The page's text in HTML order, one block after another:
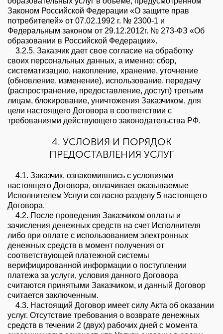
Законом Российской Федерации «О защите прав
потребителей» от 07.02.1992 г. № 2300-1 и
Федеральным законом от 29.12.2012г. № 273-ФЗ «Об
образовании в Российской Федерации».
3.2.5. Заказчик дает свое согласие на обработку
своих персональных данных, а именно: сбор,
систематизацию, накопление, хранение, уточнение
(обновление, изменение), использование, передачу
(распространение, предоставление, доступ) третьим
лицам, блокирование, уничтожения Заказчиком, для
цели настоящего Договора в соответствии с
требованиями действующего законодательства РФ.
4. УСЛОВИЯ И ПОРЯДОК
ПРЕДОСТАВЛЕНИЯ УСЛУГ
4.1. Заказчик, ознакомившись с условиями
настоящего Договора, оплачивает оказываемые
Исполнителем Услуги согласно разделу 5 настоящего
Договора.
4.2. После проведения Заказчиком оплаты и
зачисления денежных средств на счет Исполнителя
либо при оплате с использованием электронных
денежных средств в момент получения от
соответствующей платежной системы
верифицированной информации о поступлении
платежа за услуги, условия данного Договора
считаются принятыми Заказчиком, и данный Договор
считается заключенным.
4.3. Настоящий Договор имеет силу Акта об оказании
услуг. Отсутствие требования о возврате денежных
средств в течении 2 (двух) рабочих дней с момента